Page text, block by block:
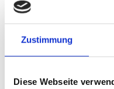
Zustimmung
Diese Webseite
Mitteilungen aus dem
Informationsbroschüre